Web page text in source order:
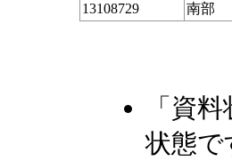
13108729
南部
「資
状態で